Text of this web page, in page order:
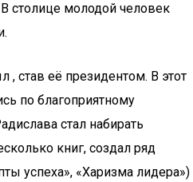
столице молодой человек
, став её президентом. В этот
по благоприятному
стал набирать
книг, создал ряд
успеха», «Харизма лидера»)